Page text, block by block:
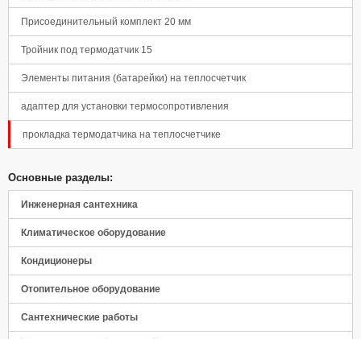
Присоединительный комплект 20 мм
Тройник под термодатчик 15
Элементы питания (батарейки) на теплосчетчик
адаптер для установки термосопротивления
прокладка термодатчика на теплосчетчике
Основные разделы:
Инженерная сантехника
Климатическое оборудование
Кондиционеры
Отопительное оборудование
Сантехнические работы
Панель управления